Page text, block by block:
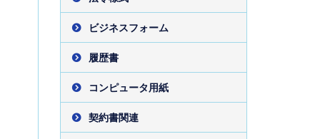
ビジネスフォーム
履歴書
コンピュータ用紙
契約書関連